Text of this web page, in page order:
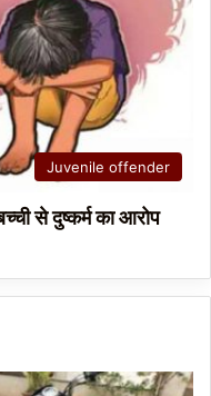
Juvenile offender
से दुष्कर्म का आरोप